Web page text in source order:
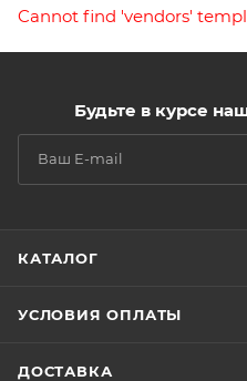
Cannot find 'vendors'
Будьте в курсе
КАТАЛОГ
УСЛОВИЯ ОПЛАТЫ
ДОСТАВКА